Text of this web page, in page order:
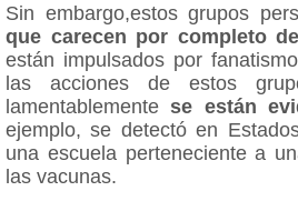
Sin embargo,estos grupos
que carecen por completo
están impulsados por
las acciones de estos
lamentablementese están
ejemplo, se detectó en
una escuela perteneciente a
las vacunas.